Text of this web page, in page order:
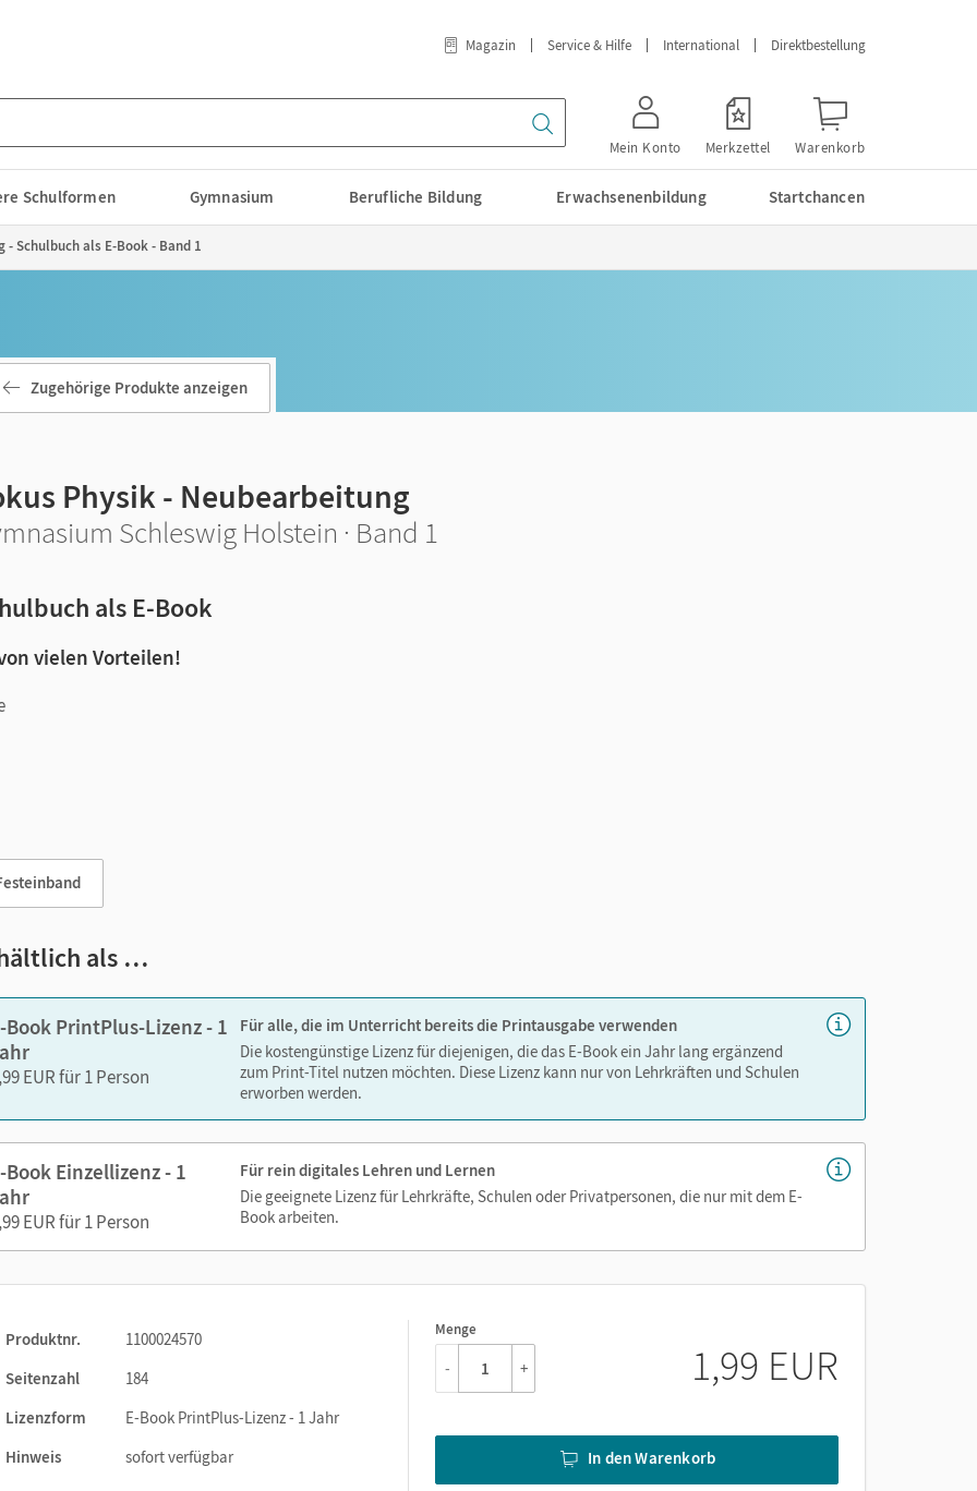
Magazin Service & Hilfe International Direktbestellung
Mein Konto Merkzettel Warenkorb
Schulformen Gymnasium Berufliche Bildung Erwachsenenbildung Startchancen
Schulbuch als E-Book - Band 1
Zugehörige Produkte anzeigen
Physik - Neubearbeitung
Schleswig Holstein · Band 1
als E-Book
vielen Vorteilen!
als …
Book PrintPlus-Lizenz - 1
EUR für 1 Person
Für alle, die im Unterricht bereits die Printausgabe verwenden
Die kostengünstige Lizenz für diejenigen, die das E-Book ein Jahr lang ergänzend
zum Print-Titel nutzen möchten. Diese Lizenz kann nur von Lehrkräften und Schulen
erworben werden.
Book Einzellizenz - 1
EUR für 1 Person
Für rein digitales Lehren und Lernen
Die geeignete Lizenz für Lehrkräfte, Schulen oder Privatpersonen, die nur mit dem E-
Book arbeiten.
Produktnr.
1100024570
Seitenzahl
184
Lizenzform
E-Book PrintPlus-Lizenz - 1 Jahr
Hinweis
sofort verfügbar
Menge
1
- + 1,99 EUR
In den Warenkorb